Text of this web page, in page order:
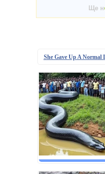
She Gave Up A Normal